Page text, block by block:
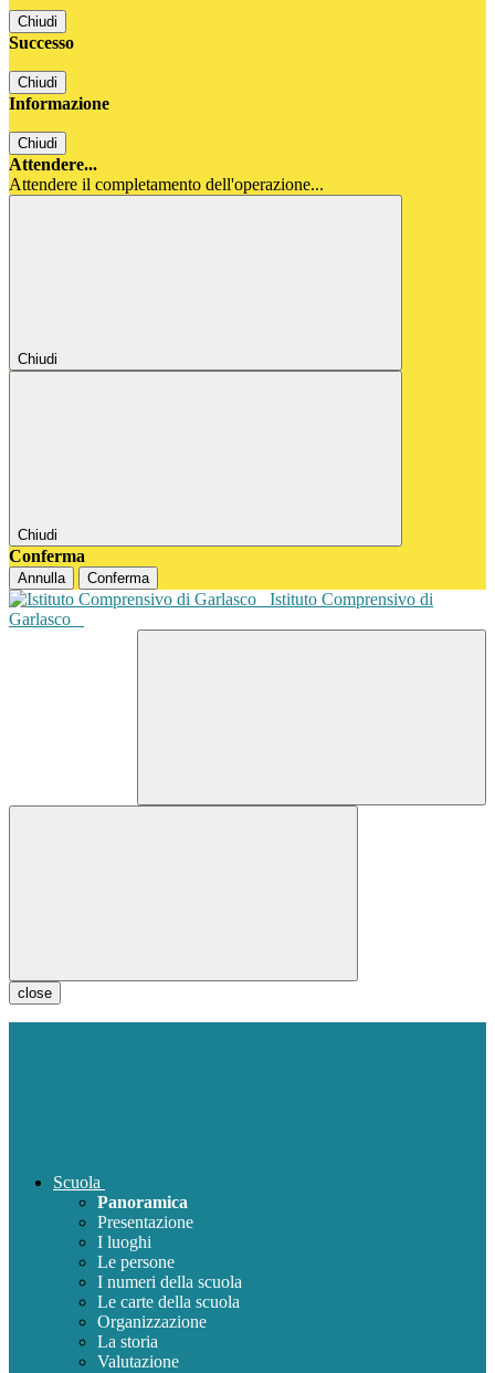
Chiudi
Successo
Chiudi
Informazione
Chiudi
Attendere...
Attendere il completamento dell'operazione...
Chiudi
Chiudi
Conferma
Annulla Conferma
Istituto Comprensivo di
Garlasco
close
Scuola
Panoramica
Presentazione
I luoghi
Le persone
I numeri della scuola
Le carte della scuola
Organizzazione
La storia
Valutazione